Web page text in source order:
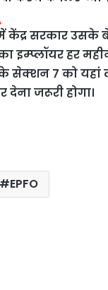
सरकार उसके
इम्‍प्‍लॉयर हर
सेक्‍शन 7 को यहां
जरूरी होगा।
EPFO